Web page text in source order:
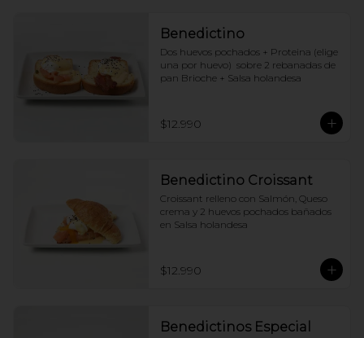
Benedictino
Dos huevos pochados + Proteina (elige
una por huevo)  sobre 2 rebanadas de
pan Brioche + Salsa holandesa
$12.990
Benedictino Croissant
Croissant relleno con Salmón, Queso
crema y 2 huevos pochados bañados
en Salsa holandesa
$12.990
Benedictinos Especial